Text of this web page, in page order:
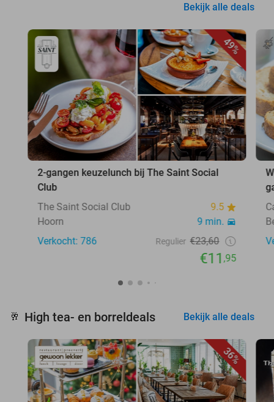
Bekijk alle deals
49%
2-gangen keuzelunch bij The Saint Social
Club
The Saint Social Club
9.5
Hoorn
9 min.
Verkocht: 786
Regulier €23,60
€11,95
🥂 High tea- en borreldeals Bekijk alle deals
36%